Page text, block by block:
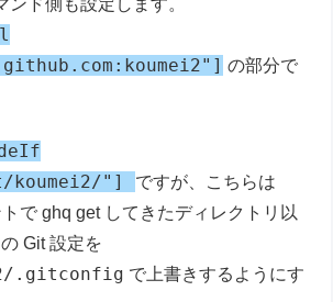
の部分で
"]
ですが、こちらは
で ghq get してきたディレクトリ以
Git 設定を
.gitconfig で上書きするようにす